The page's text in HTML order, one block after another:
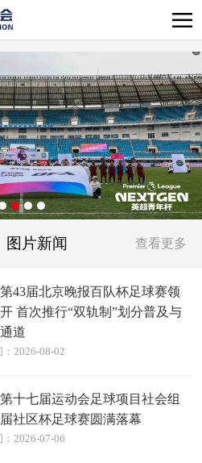
图片新闻 查看更多
43届北京晚报百队杯足球赛领
首次推行“双轨制”划分普及与
道
2026-08-02
十七届运动会足球项目社会组
社区杯足球赛圆满落幕
2026-07-06